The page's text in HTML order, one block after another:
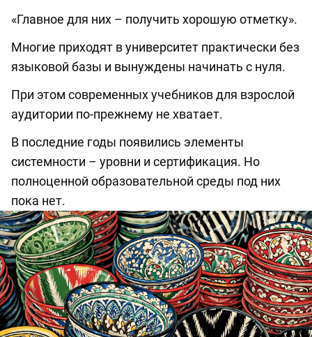
«Главное для них – получить хорошую отметку».
Многие приходят в университет практически без
языковой базы и вынуждены начинать с нуля.
При этом современных учебников для взрослой
аудитории по-прежнему не хватает.
В последние годы появились элементы
системности – уровни и сертификация. Но
полноценной образовательной среды под них
пока нет.